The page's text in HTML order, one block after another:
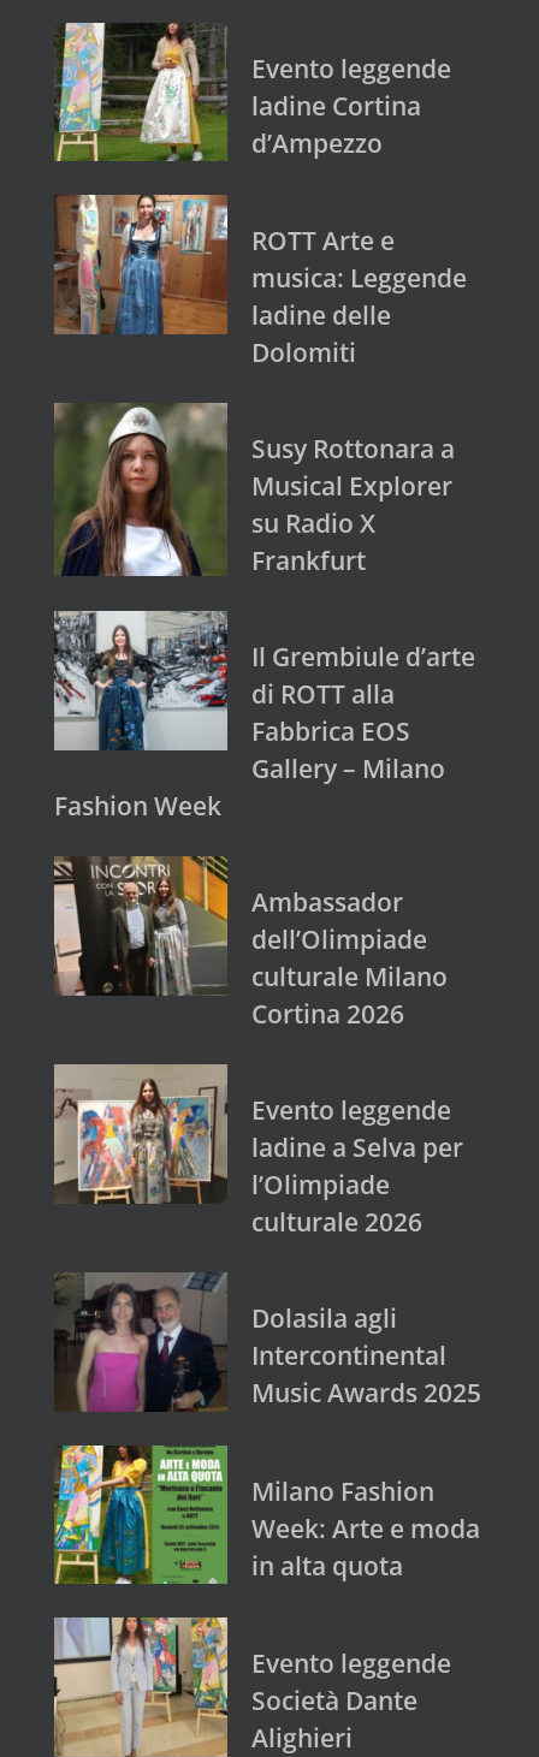
Evento leggende
ladine Cortina
d’Ampezzo
ROTT Arte e
musica: Leggende
ladine delle
Dolomiti
Susy Rottonara a
Musical Explorer
su Radio X
Frankfurt
Il Grembiule d’arte
di ROTT alla
Fabbrica EOS
Gallery – Milano
Fashion Week
Ambassador
dell’Olimpiade
culturale Milano
Cortina 2026
Evento leggende
ladine a Selva per
l’Olimpiade
culturale 2026
Dolasila agli
Intercontinental
Music Awards 2025
Milano Fashion
Week: Arte e moda
in alta quota
Evento leggende
Società Dante
Alighieri